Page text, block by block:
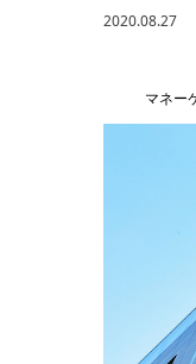
2020.08.27
マネー